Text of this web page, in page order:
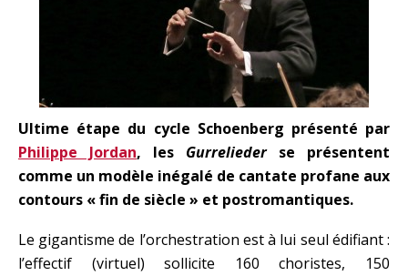
Ultime étape du cycle Schoenberg présenté par
Philippe Jordan, les Gurrelieder se présentent
comme un modèle inégalé de cantate profane aux
contours « fin de siècle » et postromantiques.
Le gigantisme de l’orchestration est à lui seul édifiant :
l’effectif (virtuel) sollicite 160 choristes, 150